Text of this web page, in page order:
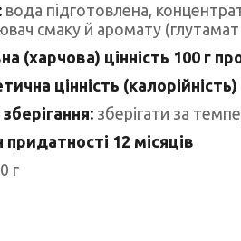
вода підготовлена,
смаку й аромату
(харчова) цінність 100 г
цінність
зберігати за
придатності 12 місяців
г